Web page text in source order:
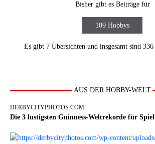
Bisher gibt es Beiträge für
109 Hobbys
Es gibt 7 Übersichten und insgesamt sind 336
AUS DER HOBBY-WELT
DERBYCITYPHOTOS.COM
Die 3 lustigsten Guinness-Weltrekorde für